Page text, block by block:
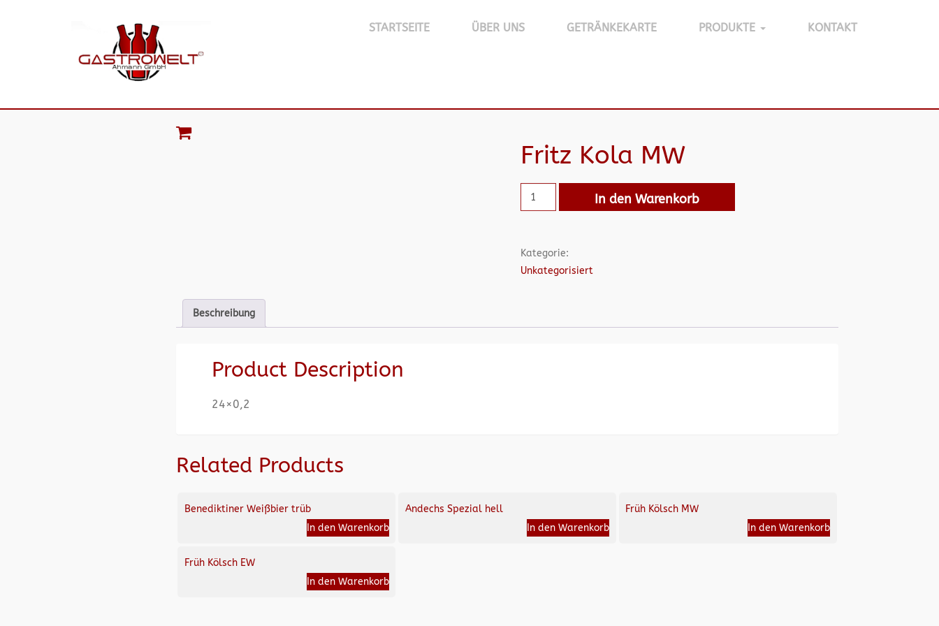
STARTSEITE ÜBER UNS GETRÄNKEKARTE PRODUKTE KONTAKT
Fritz Kola MW
In den Warenkorb
Kategorie:
Unkategorisiert
Beschreibung
Product Description
24×0,2
Related Products
Benediktiner Weißbier trüb
In den Warenkorb
Andechs Spezial hell
In den Warenkorb
Früh Kölsch MW
In den Warenkorb
Früh Kölsch EW
In den Warenkorb